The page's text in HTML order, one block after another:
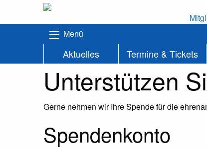
Menü
Aktuelles Termine & Tickets
Unterstützen
Gerne nehmen wir Ihre Spende für die
Spendenkonto